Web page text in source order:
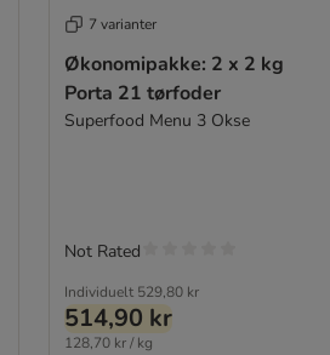
7 varianter
Økonomipakke: 2 x 2 kg
Porta 21 tørfoder
Superfood Menu 3 Okse
Individuelt 529,80 kr
514,90 kr
128,70 kr / kg
Not Rated